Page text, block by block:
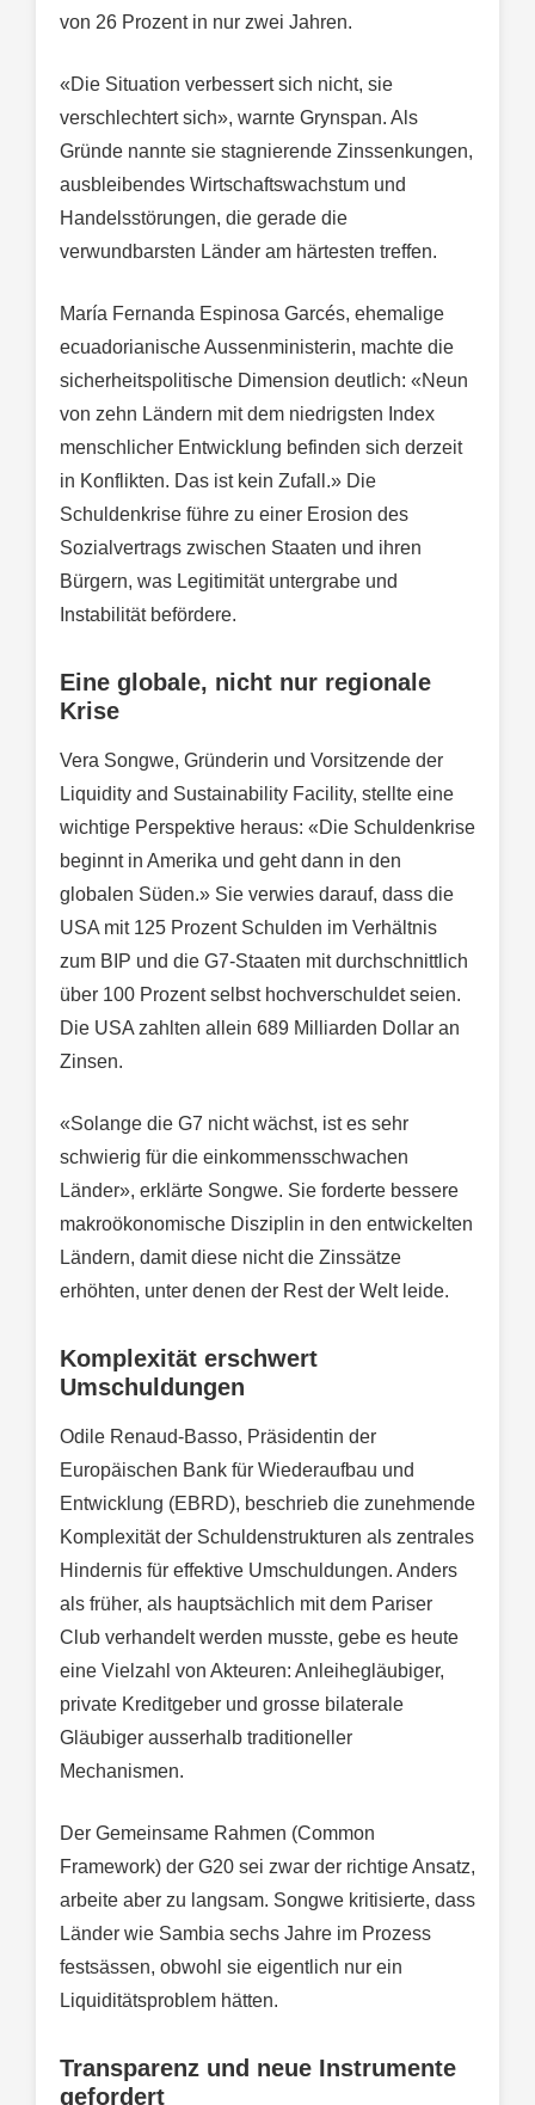
von 26 Prozent in nur zwei Jahren.
«Die Situation verbessert sich nicht, sie
verschlechtert sich», warnte Grynspan. Als
Gründe nannte sie stagnierende Zinssenkungen,
ausbleibendes Wirtschaftswachstum und
Handelsstörungen, die gerade die
verwundbarsten Länder am härtesten treffen.
María Fernanda Espinosa Garcés, ehemalige
ecuadorianische Aussenministerin, machte die
sicherheitspolitische Dimension deutlich: «Neun
von zehn Ländern mit dem niedrigsten Index
menschlicher Entwicklung befinden sich derzeit
in Konflikten. Das ist kein Zufall.» Die
Schuldenkrise führe zu einer Erosion des
Sozialvertrags zwischen Staaten und ihren
Bürgern, was Legitimität untergrabe und
Instabilität befördere.
Eine globale, nicht nur regionale
Krise
Vera Songwe, Gründerin und Vorsitzende der
Liquidity and Sustainability Facility, stellte eine
wichtige Perspektive heraus: «Die Schuldenkrise
beginnt in Amerika und geht dann in den
globalen Süden.» Sie verwies darauf, dass die
USA mit 125 Prozent Schulden im Verhältnis
zum BIP und die G7-Staaten mit durchschnittlich
über 100 Prozent selbst hochverschuldet seien.
Die USA zahlten allein 689 Milliarden Dollar an
Zinsen.
«Solange die G7 nicht wächst, ist es sehr
schwierig für die einkommensschwachen
Länder», erklärte Songwe. Sie forderte bessere
makroökonomische Disziplin in den entwickelten
Ländern, damit diese nicht die Zinssätze
erhöhten, unter denen der Rest der Welt leide.
Komplexität erschwert
Umschuldungen
Odile Renaud-Basso, Präsidentin der
Europäischen Bank für Wiederaufbau und
Entwicklung (EBRD), beschrieb die zunehmende
Komplexität der Schuldenstrukturen als zentrales
Hindernis für effektive Umschuldungen. Anders
als früher, als hauptsächlich mit dem Pariser
Club verhandelt werden musste, gebe es heute
eine Vielzahl von Akteuren: Anleihegläubiger,
private Kreditgeber und grosse bilaterale
Gläubiger ausserhalb traditioneller
Mechanismen.
Der Gemeinsame Rahmen (Common
Framework) der G20 sei zwar der richtige Ansatz,
arbeite aber zu langsam. Songwe kritisierte, dass
Länder wie Sambia sechs Jahre im Prozess
festsässen, obwohl sie eigentlich nur ein
Liquiditätsproblem hätten.
Transparenz und neue Instrumente
gefordert